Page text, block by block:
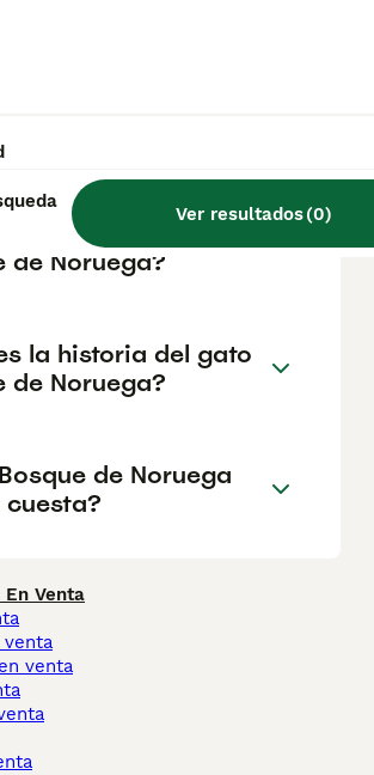
Ver resultados(0)
Es fundamental acudir a
de los animales.
son los gatos en el
de Noruega?
la historia del gato
de Noruega?
de Noruega
En Venta
venta
venta